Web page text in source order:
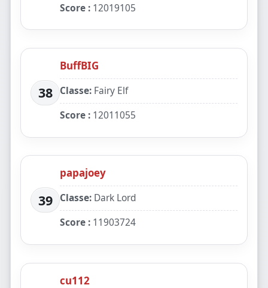
Score : 12019105
38
BuffBIG
Classe: Fairy Elf
Score : 12011055
39
papajoey
Classe: Dark Lord
Score : 11903724
cu112